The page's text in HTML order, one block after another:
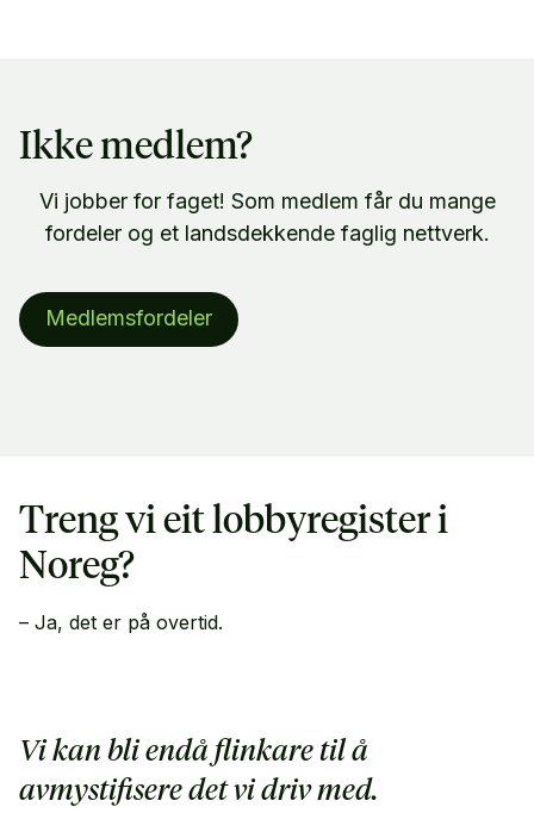
Ikke medlem?
Vi jobber for faget! Som medlem får du mange
fordeler og et landsdekkende faglig nettverk.
Medlemsfordeler
Treng vi eit lobbyregister i
Noreg?
– Ja, det er på overtid.
Vi kan bli endå flinkare til å
avmystifisere det vi driv med.